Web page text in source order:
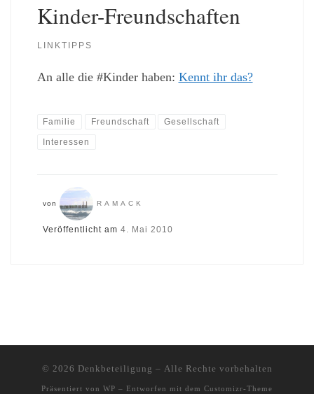
Kinder-Freundschaften
LINKTIPPS
An alle die #Kinder haben: Kennt ihr das?
Familie Freundschaft Gesellschaft
Interessen
von RAMACK
Veröffentlicht am 4. Mai 2010
© 2026 Denkbeteiligung – Alle Rechte vorbehalten
Präsentiert von WP – Entworfen mit dem Customizr-Theme